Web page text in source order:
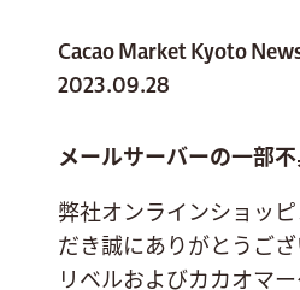
Cacao Market Kyoto
2023.09.28
メールサーバーの一部
弊社オンラインショッ
だき誠にありがとうご
リベルおよびカカオマ